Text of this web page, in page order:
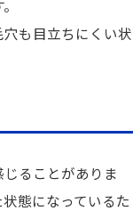
も目立ちにくい状
ることがありま
態になっているた